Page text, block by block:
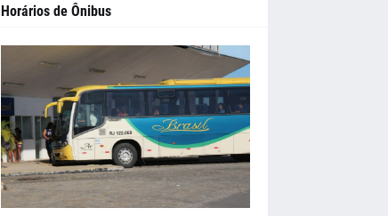
Horários de Ônibus